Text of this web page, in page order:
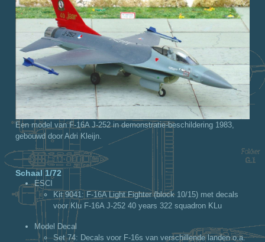
Een model van F-16A J-252 in demonstratie-beschildering 1983,
gebouwd door Adri Kleijn.
Schaal 1/72
ESCI
Kit 9041: F-16A Light Fighter (block 10/15) met decals
voor Klu F-16A J-252 40 years 322 squadron KLu
Model Decal
Set 74: Decals voor F-16s van verschillende landen o.a.